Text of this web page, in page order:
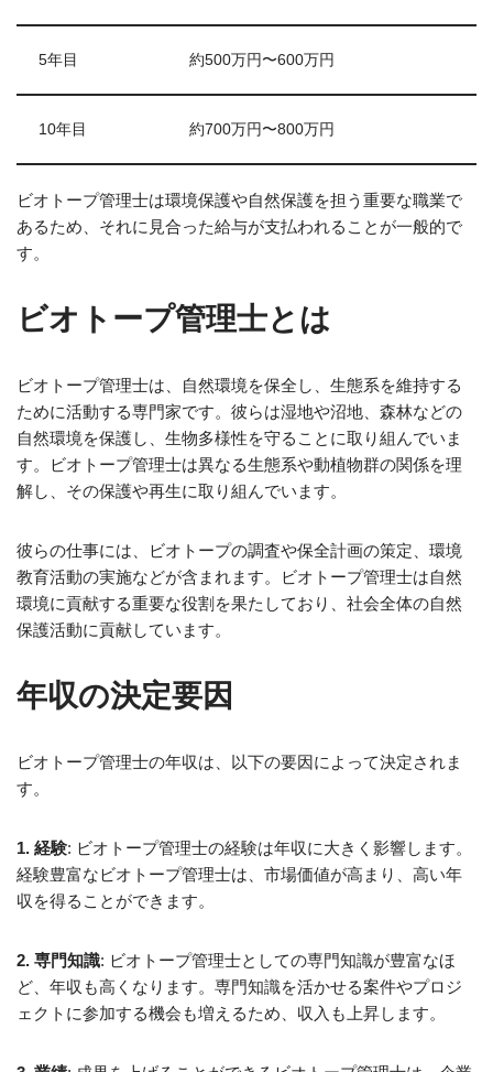
5年目 約500万円〜600万円
10年目 約700万円〜800万円
ビオトープ管理士は環境保護や自然保護を担う重要な職業で
あるため、それに見合った給与が支払われることが一般的で
す。
ビオトープ管理士とは
ビオトープ管理士は、自然環境を保全し、生態系を維持する
ために活動する専門家です。彼らは湿地や沼地、森林などの
自然環境を保護し、生物多様性を守ることに取り組んでいま
す。ビオトープ管理士は異なる生態系や動植物群の関係を理
解し、その保護や再生に取り組んでいます。
彼らの仕事には、ビオトープの調査や保全計画の策定、環境
教育活動の実施などが含まれます。ビオトープ管理士は自然
環境に貢献する重要な役割を果たしており、社会全体の自然
保護活動に貢献しています。
年収の決定要因
ビオトープ管理士の年収は、以下の要因によって決定されま
す。
1. 経験: ビオトープ管理士の経験は年収に大きく影響します。
経験豊富なビオトープ管理士は、市場価値が高まり、高い年
収を得ることができます。
2. 専門知識: ビオトープ管理士としての専門知識が豊富なほ
ど、年収も高くなります。専門知識を活かせる案件やプロジ
ェクトに参加する機会も増えるため、収入も上昇します。